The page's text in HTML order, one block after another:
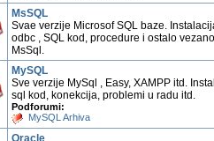
MsSQL
Svae verzije Microsof SQL baze.
odbc , SQL kod, procedure i ostalo
MsSql.
MySQL
Sve verzije MySql , Easy, XAMPP itd.
sql kod, konekcija, problemi u radu itd.
Podforumi:
MySQL Arhiva
Oracle